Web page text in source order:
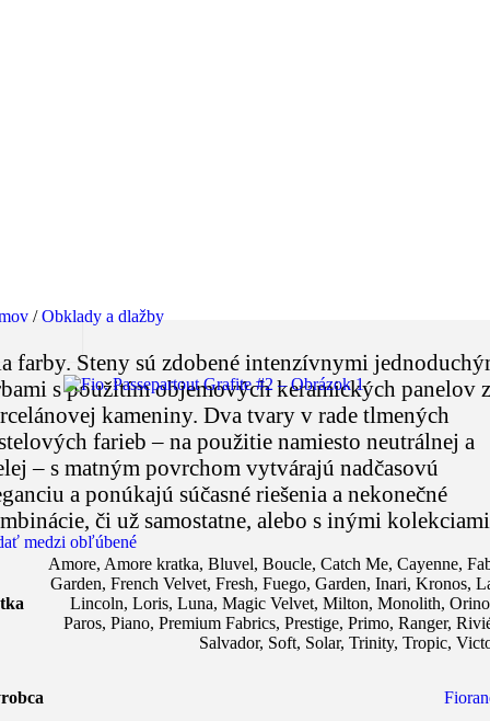
/ Obklady a dlažby
farby. Steny sú zdobené intenzívnymi
s použitím objemových keramických panelov z
kameniny. Dva tvary v rade tlmených
farieb – na použitie namiesto neutrálnej a
– s matným povrchom vytvárajú nadčasovú
a ponúkajú súčasné riešenia a nekonečné
či už samostatne, alebo s inými
medzi obľúbené
Amore, Amore kratka, Bluvel, Boucle, Catch Me, Cayenne,
Garden, French Velvet, Fresh, Fuego, Garden, Inari, Kronos,
Lincoln, Loris, Luna, Magic Velvet, Milton, Monolith,
Paros, Piano, Premium Fabrics, Prestige, Primo, Ranger,
Salvador, Soft, Solar, Trinity, Tropic,